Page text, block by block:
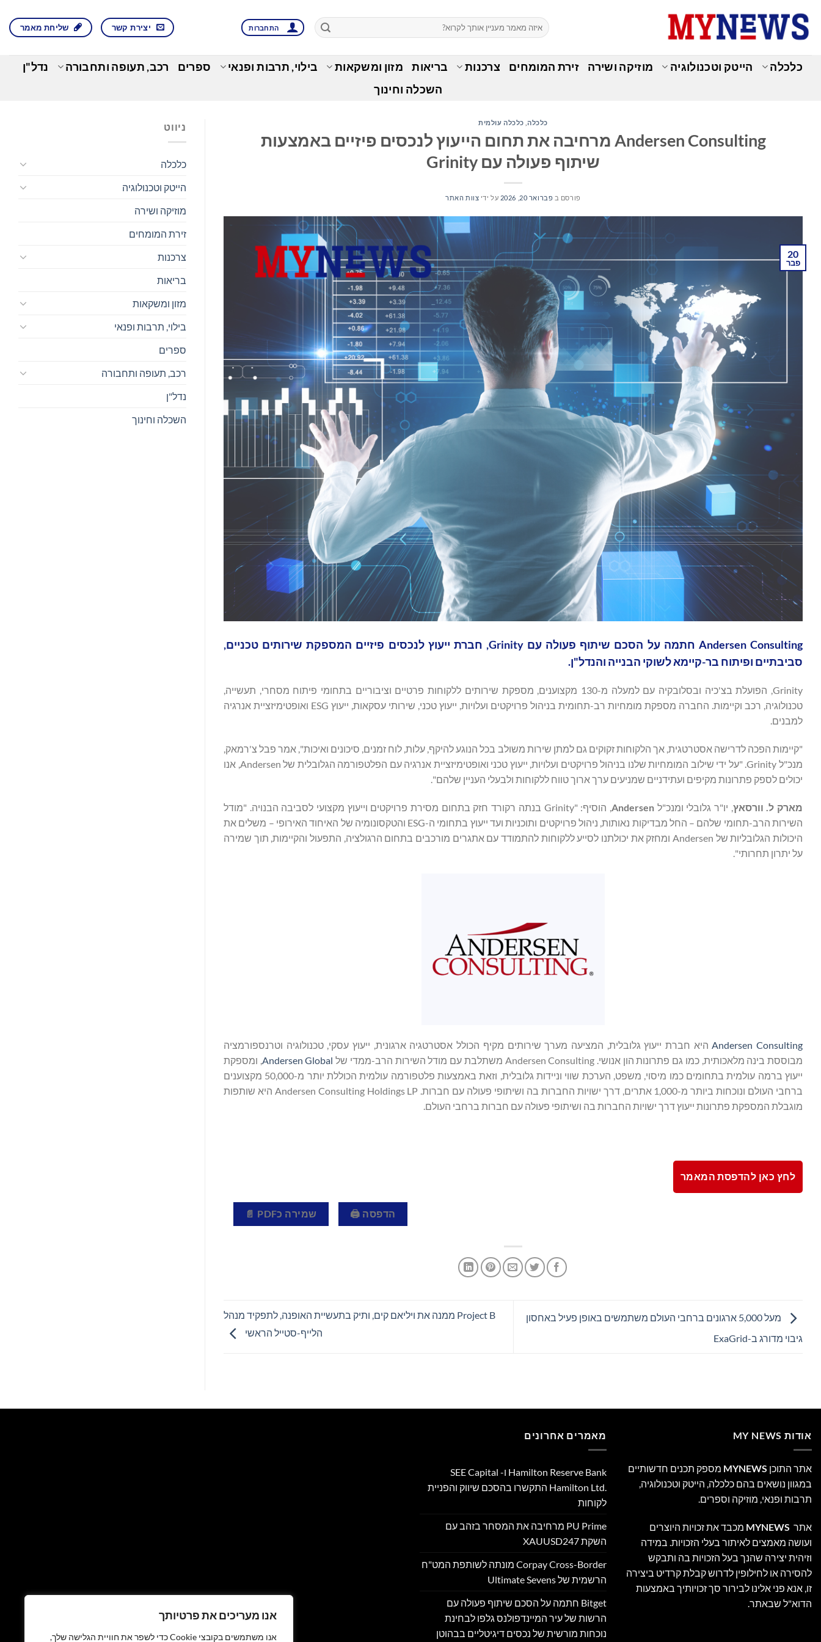
אנו מעריכים את פרטיותך
אנו משתמשים בקובצי Cookie כדי לשפר את חוויית הגלישה שלך,
content
התחברות יצירת קשר שליחת מאמר
כלכלה הייטק וטכנולוגיה מוזיקה ושירה זירת המומחים צרכנות בריאות מזון ומשקאות בילוי, תרבות ופנאי ספרים רכב, תעופה ותחבורה
נדל"ן
השכלה וחינוך
כלכלה, כלכלה עולמית
Andersen Consulting מרחיבה את תחום הייעוץ לנכסים פיזיים באמצעות
שיתוף פעולה עם Grinity
פורסם ב פברואר 20, 2026 על ידי צוות האתר
20
פבר
Andersen Consulting חתמה על הסכם שיתוף פעולה עם Grinity, חברת ייעוץ לנכסים פיזיים המספקת שירותים טכניים,
סביבתיים ופיתוח בר-קיימא לשוקי הבנייה והנדל"ן.
Grinity, הפועלת בצ'כיה ובסלובקיה עם למעלה מ-130 מקצוענים, מספקת שירותים ללקוחות פרטיים וציבוריים בתחומי פיתוח מסחרי, תעשייה,
טכנולוגיה, רכב וקיימות. החברה מספקת מומחיות רב-תחומית בניהול פרויקטים ועלויות, ייעוץ טכני, שירותי עסקאות, ייעוץ ESG ואופטימיזציית אנרגיה
למבנים.
"קיימות הפכה לדרישה אסטרטגית, אך הלקוחות זקוקים גם למתן שירות משולב בכל הנוגע להיקף, עלות, לוח זמנים, סיכונים ואיכות", אמר פבל צ'רמאק,
מנכ"ל Grinity. "על ידי שילוב המומחיות שלנו בניהול פרויקטים ועלויות, ייעוץ טכני ואופטימיזציית אנרגיה עם הפלטפורמה הגלובלית של Andersen, אנו
יכולים לספק פתרונות מקיפים ועתידניים שמניעים ערך ארוך טווח ללקוחות ולבעלי העניין שלהם".
מארק ל. וורסאץ , יו"ר גלובלי ומנכ"לAndersen
, הוסיף: "Grinity בנתה רקורד חזק בתחום מסירת פרויקטים וייעוץ מקצועי לסביבה הבנויה. "מודל
השירות הרב-תחומי שלהם – החל מבדיקות נאותות, ניהול פרויקטים ותוכניות ועד ייעוץ בתחומי ה-ESG והטקסונומיה של האיחוד האירופי – משלים את
היכולות הגלובליות של Andersen ומחזק את יכולתנו לסייע ללקוחות להתמודד עם אתגרים מורכבים בתחום הרגולציה, התפעול והקיימות, תוך שמירה
על יתרון תחרותי".
Andersen Consultingהיא חברת ייעוץ גלובלית, המציעה מערך שירותים מקיף הכולל אסטרטגיה ארגונית, ייעוץ עסקי, טכנולוגיה וטרנספורמציה
מבוססת בינה מלאכותית, כמו גם פתרונות הון אנושי. Andersen Consulting משתלבת עם מודל השירות הרב-ממדי של
Andersen Global, ומספקת
ייעוץ ברמה עולמית בתחומים כמו מיסוי, משפט, הערכת שווי וניידות גלובלית, וזאת באמצעות פלטפורמה עולמית הכוללת יותר מ-50,000 מקצוענים
ברחבי העולם ונוכחות ביותר מ-1,000 אתרים, דרך ישויות החברות בה ושיתופי פעולה עם חברות. Andersen Consulting Holdings LP היא שותפות
מוגבלת המספקת פתרונות ייעוץ דרך ישויות החברות בה ושיתופי פעולה עם חברות ברחבי העולם.
לחץ כאן להדפסת המאמר
הדפסה 🖨 שמירה כPDF 📄
מעל 5,000 ארגונים ברחבי העולם משתמשים באופן פעיל באחסון
גיבוי מדורג ב-ExaGrid
Project B ממנה את ויליאם קים, ותיק בתעשיית האופנה, לתפקיד מנהל
הלייף-סטייל הראשי
ניווט
כלכלה
הייטק וטכנולוגיה
מוזיקה ושירה
זירת המומחים
צרכנות
בריאות
מזון ומשקאות
בילוי, תרבות ופנאי
ספרים
רכב, תעופה ותחבורה
נדל"ן
השכלה וחינוך
אודות MY NEWS
אתר התוכן MYNEWS מספק תכנים חדשותיים
במגוון נושאים בהם כלכלה, הייטק וטכנולוגיה,
תרבות ופנאי, מוזיקה וספרים.
אתר MYNEWS מכבד את זכויות היוצרים
ועושה מאמצים לאיתור בעלי הזכויות. במידה
וזיהית יצירה שהנך בעל הזכויות בה ותבקש
להסירה או לחילופין לדרוש קבלת קרדיט ביצירה
זו, אנא פני אלינו לבירור סך זכויותיך באמצעות
הדוא"ל שבאתר.
מאמרים אחרונים
Hamilton Reserve Bank ו- SEE Capital
Hamilton Ltd.‎ התקשרו בהסכם שיווק והפניית
לקוחות
PU Prime מרחיבה את המסחר בזהב עם
השקת XAUUSD247
Corpay Cross-Border מונתה לשותפת המט"ח
הרשמית של Ultimate Sevens
Bitget חתמה על הסכם שיתוף פעולה עם
הרשות של עיר המיינדפולנס גלפו לבחינת
נוכחות מורשית של נכסים דיגיטליים בבהוטן